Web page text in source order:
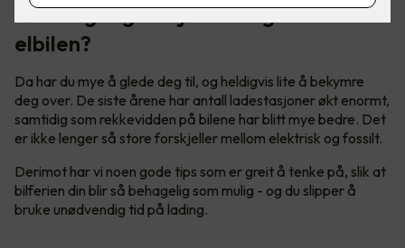
Første gang du kjører langtur med
elbilen?
Da har du mye å glede deg til, og heldigvis lite å bekymre
deg over. De siste årene har antall ladestasjoner økt enormt,
samtidig som rekkevidden på bilene har blitt mye bedre. Det
er ikke lenger så store forskjeller mellom elektrisk og fossilt.
Derimot har vi noen gode tips som er greit å tenke på, slik at
bilferien din blir så behagelig som mulig - og du slipper å
bruke unødvendig tid på lading.